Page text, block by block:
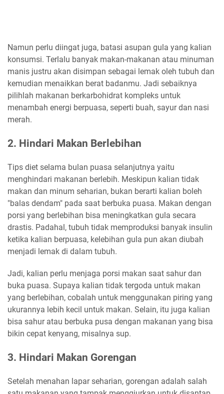
Namun perlu diingat juga, batasi asupan gula yang kalian
konsumsi. Terlalu banyak makan-makanan atau minuman
manis justru akan disimpan sebagai lemak oleh tubuh dan
kemudian menaikkan berat badanmu. Jadi sebaiknya
pilihlah makanan berkarbohidrat kompleks untuk
menambah energi berpuasa, seperti buah, sayur dan nasi
merah.
2. Hindari Makan Berlebihan
Tips diet selama bulan puasa selanjutnya yaitu
menghindari makanan berlebih. Meskipun kalian tidak
makan dan minum seharian, bukan berarti kalian boleh
"balas dendam" pada saat berbuka puasa. Makan dengan
porsi yang berlebihan bisa meningkatkan gula secara
drastis. Padahal, tubuh tidak memproduksi banyak insulin
ketika kalian berpuasa, kelebihan gula pun akan diubah
menjadi lemak di dalam tubuh.
Jadi, kalian perlu menjaga porsi makan saat sahur dan
buka puasa. Supaya kalian tidak tergoda untuk makan
yang berlebihan, cobalah untuk menggunakan piring yang
ukurannya lebih kecil untuk makan. Selain, itu juga kalian
bisa sahur atau berbuka pusa dengan makanan yang bisa
bikin cepat kenyang, misalnya sup.
3. Hindari Makan Gorengan
Setelah menahan lapar seharian, gorengan adalah salah